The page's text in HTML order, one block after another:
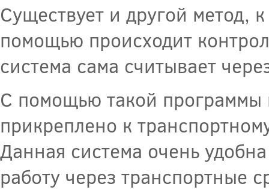
Существует и другой метод,
помощью происходит
система сама считывает
С помощью такой программы
прикреплено к
Данная система очень
работу через транспортные